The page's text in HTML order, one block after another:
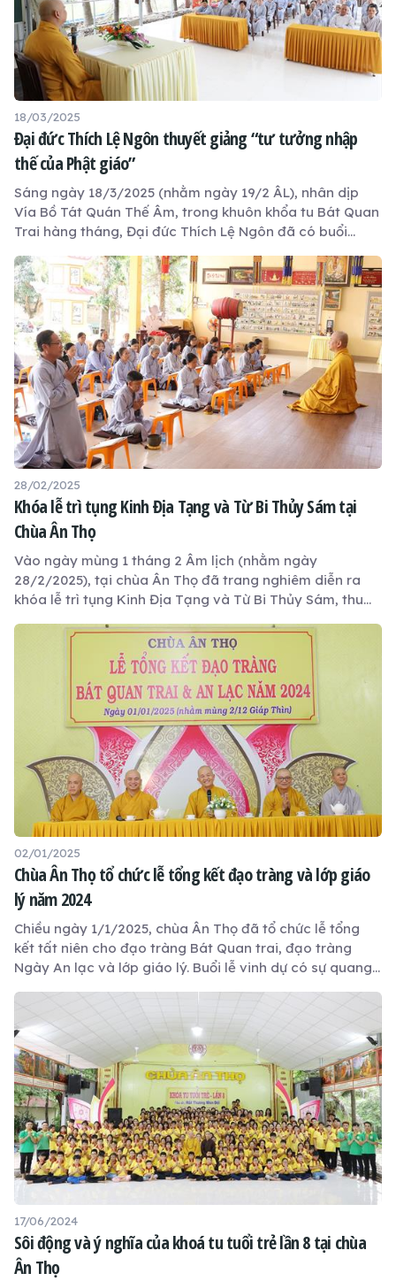
18/03/2025
Đại đức Thích Lệ Ngôn thuyết giảng “tư tưởng nhập
thế của Phật giáo”
Sáng ngày 18/3/2025 (nhằm ngày 19/2 ÂL), nhân dịp
Vía Bồ Tát Quán Thế Âm, trong khuôn khổa tu Bát Quan
Trai hàng tháng, Đại đức Thích Lệ Ngôn đã có buổi
giáo".
28/02/2025
Khóa lễ trì tụng Kinh Địa Tạng và Từ Bi Thủy Sám tại
Chùa Ân Thọ
Vào ngày mùng 1 tháng 2 Âm lịch (nhằm ngày
28/2/2025), tại chùa Ân Thọ đã trang nghiêm diễn ra
khóa lễ trì tụng Kinh Địa Tạng và Từ Bi Thủy Sám, thu
khóa tụng kinh, đạo tràng được lắng nghe phần thuyết
giảng ý nghĩa do Sư phụ Trụ trì Thích Lệ Ngôn chia sẻ.
02/01/2025
Chùa Ân Thọ tổ chức lễ tổng kết đạo tràng và lớp giáo
lý năm 2024
Chiều ngày 1/1/2025, chùa Ân Thọ đã tổ chức lễ tổng
kết tất niên cho đạo tràng Bát Quan trai, đạo tràng
Ngày An lạc và lớp giáo lý. Buổi lễ vinh dự có sự quang
Trưởng ban Trị sự GHPGVN tỉnh Long An
17/06/2024
Sôi động và ý nghĩa của khoá tu tuổi trẻ lần 8 tại chùa
Ân Thọ